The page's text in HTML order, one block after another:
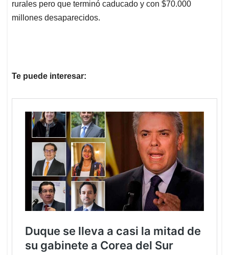
rurales pero que terminó caducado y con $70.000
millones desaparecidos.
Te puede interesar: